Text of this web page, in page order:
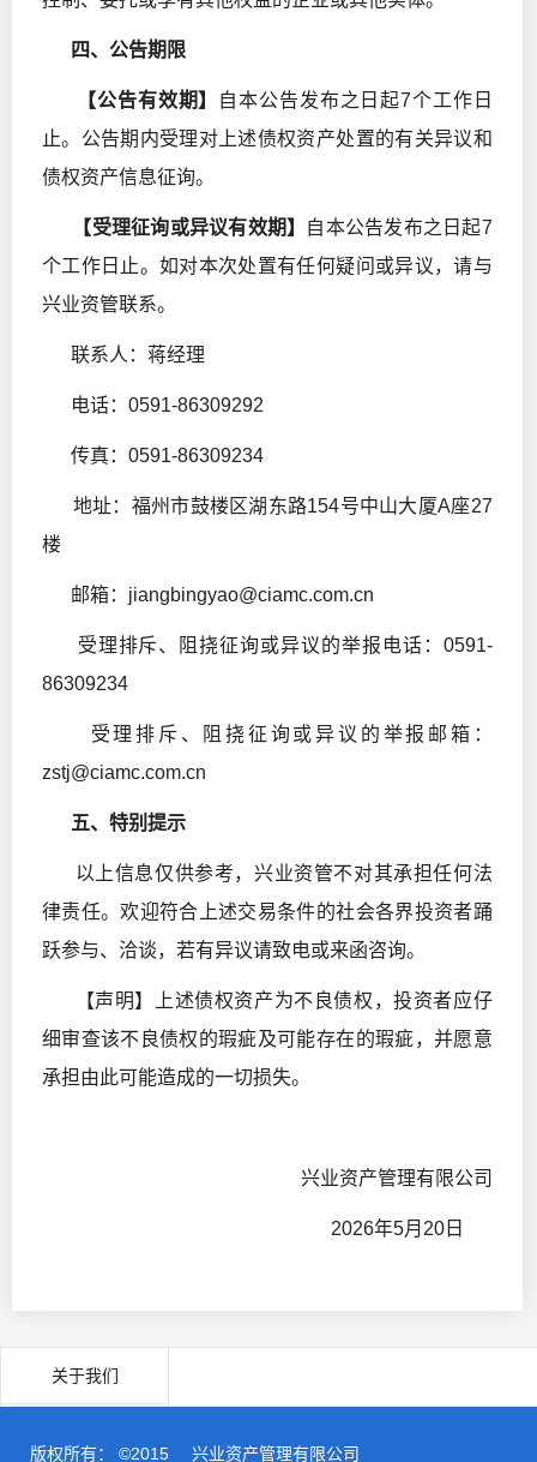
四、公告期限
【公告有效期 】
自本公告发布之日起7个工作日
止。公告期内受理对上述债权资产处置的有关异议和
债权资产信息征询。
【受理征询或异议有效期 】
自本公告发布之日起7
个工作日止。如对本次处置有任何疑问或异议，请与
兴业资管联系。
联系人：蒋经理
电话：0591-86309292
传真：0591-86309234
地址：福州市鼓楼区湖东路154号中山大厦A座27
楼
邮箱：jiangbingyao@ciamc.com.cn
受理排斥、阻挠征询或异议的举报电话：0591-
86309234
受理排斥、阻挠征询或异议的举报邮箱：
zstj@ciamc.com.cn
五、特别提示
以上信息仅供参考，兴业资管不对其承担任何法
律责任。欢迎符合上述交易条件的社会各界投资者踊
跃参与、洽谈，若有异议请致电或来函咨询。
【声明】上述债权资产为不良债权，投资者应仔
细审查该不良债权的瑕疵及可能存在的瑕疵，并愿意
承担由此可能造成的一切损失。
兴业资产管理有限公司
2026年5月20日
关于我们
版权所有： ©2015 兴业资产管理有限公司